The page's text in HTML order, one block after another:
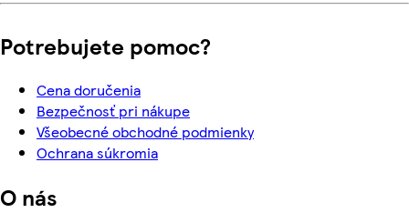
Potrebujete pomoc?
Cena doručenia
Bezpečnosť pri nákupe
Všeobecné obchodné podmienky
Ochrana súkromia
O nás